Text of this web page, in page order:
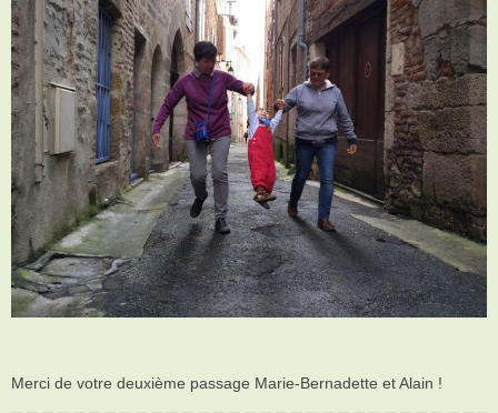
Merci de votre deuxième passage Marie-Bernadette et Alain !